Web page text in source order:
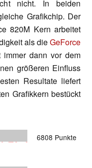
nicht. In beiden
Grafikchip. Der
820M Kern arbeitet
als dieGeForce
dann vor dem
größeren Einfluss
Resultate liefert
Grafikkern bestückt
6808 Punkte